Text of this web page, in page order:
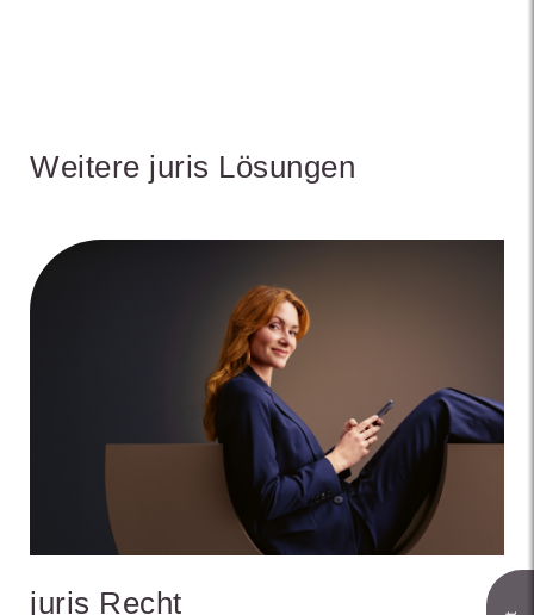
Weitere juris Lösungen
juris Recht